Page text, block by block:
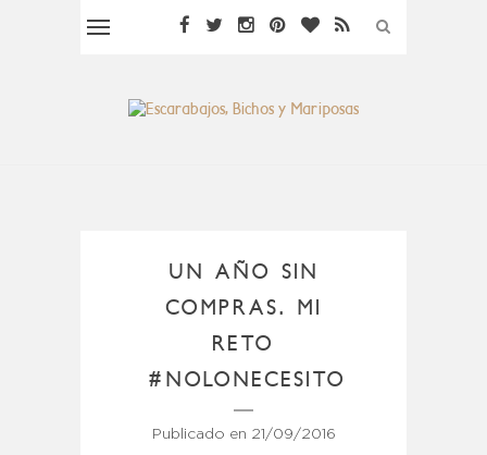
UN AÑO SIN
COMPRAS. MI
RETO
#NOLONECESITO
Publicado en 21/09/2016